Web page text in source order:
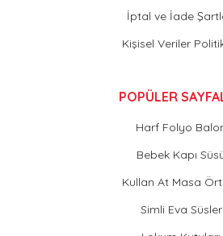
İptal ve İade
Kişisel Veriler
POPÜLER
Harf Folyo
Bebek Kapı
Kullan At Masa
Simli Eva Süsler